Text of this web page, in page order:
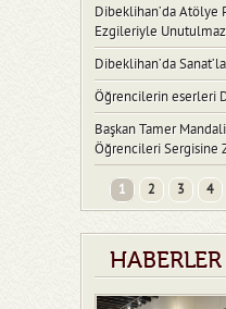
Dibeklihan’da Atölye
Ezgileriyle
Dibeklihan’da
Öğrencilerin eserleri
Başkan Tamer
Öğrencileri Sergisine
1 2 3 4